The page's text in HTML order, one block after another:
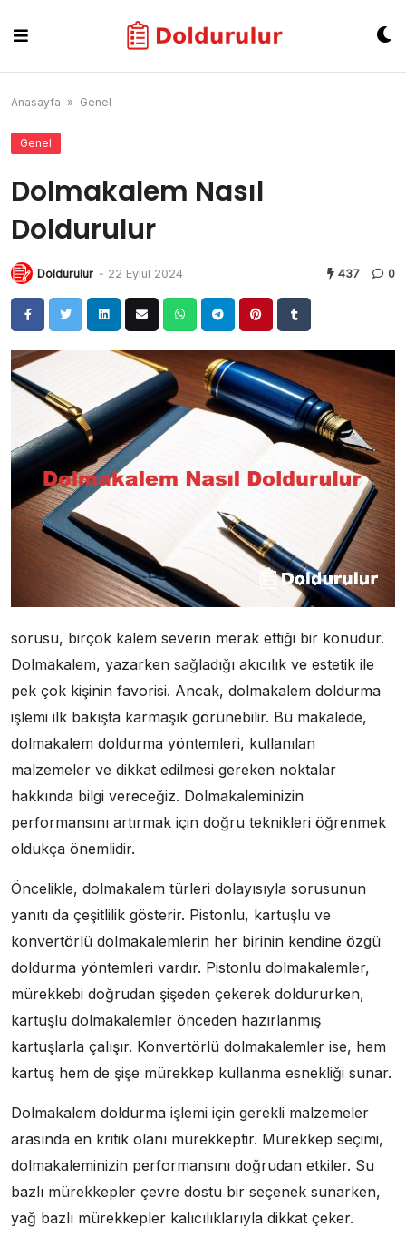
content
Anasayfa » Genel
Genel
Dolmakalem Nasıl
Doldurulur
Doldurulur - 22 Eylül 2024 437 0
sorusu, birçok kalem severin merak ettiği bir konudur.
Dolmakalem, yazarken sağladığı akıcılık ve estetik ile
pek çok kişinin favorisi. Ancak, dolmakalem doldurma
işlemi ilk bakışta karmaşık görünebilir. Bu makalede,
dolmakalem doldurma yöntemleri, kullanılan
malzemeler ve dikkat edilmesi gereken noktalar
hakkında bilgi vereceğiz. Dolmakaleminizin
performansını artırmak için doğru teknikleri öğrenmek
oldukça önemlidir.
Öncelikle, dolmakalem türleri dolayısıyla sorusunun
yanıtı da çeşitlilik gösterir. Pistonlu, kartuşlu ve
konvertörlü dolmakalemlerin her birinin kendine özgü
doldurma yöntemleri vardır. Pistonlu dolmakalemler,
mürekkebi doğrudan şişeden çekerek doldururken,
kartuşlu dolmakalemler önceden hazırlanmış
kartuşlarla çalışır. Konvertörlü dolmakalemler ise, hem
kartuş hem de şişe mürekkep kullanma esnekliği sunar.
Dolmakalem doldurma işlemi için gerekli malzemeler
arasında en kritik olanı mürekkeptir. Mürekkep seçimi,
dolmakaleminizin performansını doğrudan etkiler. Su
bazlı mürekkepler çevre dostu bir seçenek sunarken,
yağ bazlı mürekkepler kalıcılıklarıyla dikkat çeker.